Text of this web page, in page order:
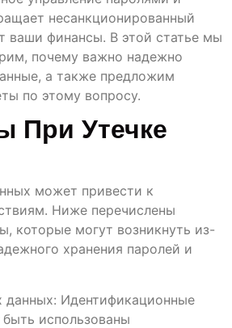
несанкционированный
ваши финансы. В этой статье мы
почему важно надежно
а также предложим
по этому вопросу.
При Утечке
может привести к
Ниже перечислены
которые могут возникнуть из-
хранения паролей и
данных: Идентификационные
использованы